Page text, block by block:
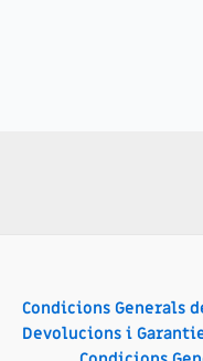
Condicions Generals
Devolucions i